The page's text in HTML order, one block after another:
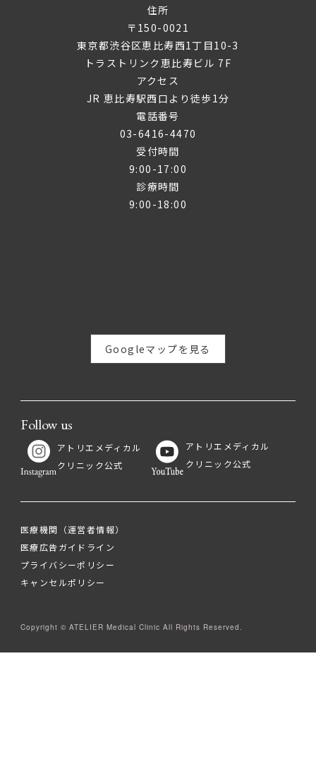
住所
〒150-0021
東京都渋谷区恵比寿西1丁目10-3
トラストリンク恵比寿ビル 7F
アクセス
JR 恵比寿駅西口より徒歩1分
電話番号
03-6416-4470
受付時間
9:00-17:00
診療時間
9:00-18:00
Googleマップを見る
医療機関（運営者情報）
医療広告ガイドライン
プライバシーポリシー
キャンセルポリシー
Follow us
アトリエメディカル
クリニック公式
アトリエメディカル
クリニック公式
Copyright © ATELIER Medical Clinic All Rights Reserved.